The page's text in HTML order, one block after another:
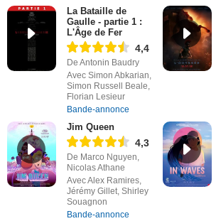
La Bataille de
Gaulle - partie 1 :
L'Âge de Fer
4,4
De Antonin Baudry
Avec Simon Abkarian,
Simon Russell Beale,
Florian Lesieur
Bande-annonce
Jim Queen
4,3
De Marco Nguyen,
Nicolas Athane
Avec Alex Ramires,
Jérémy Gillet, Shirley
Souagnon
Bande-annonce